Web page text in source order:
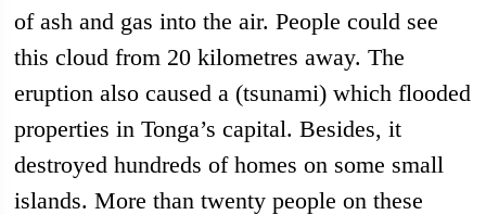
of ash and gas into the air. People could see
this cloud from 20 kilometres away. The
eruption also caused a (tsunami) which flooded
properties in Tonga’s capital. Besides, it
destroyed hundreds of homes on some small
islands. More than twenty people on these